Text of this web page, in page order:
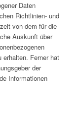
Daten
Richtlinien- und
von dem für die
Auskunft über
erhalten. Ferner hat
der
Informationen